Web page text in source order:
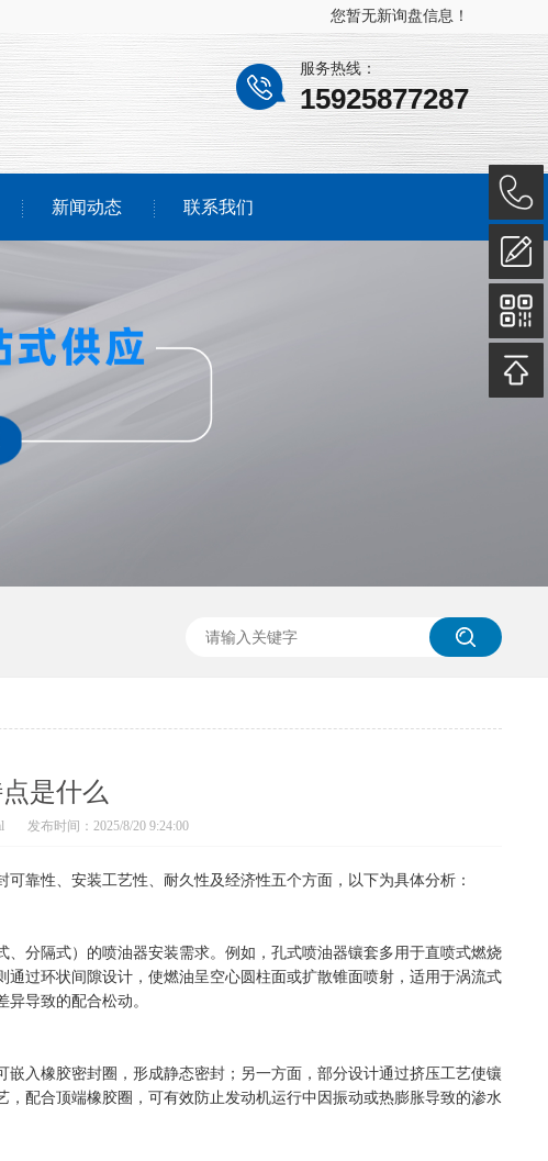
您暂无新询盘信息！
服务热线：
15925877287
新闻动态 联系我们
是什么
发布时间：2025/8/20 9:24:00
靠性、安装工艺性、耐久性及经济性五个方面，以下为具体分析：
分隔式）的喷油器安装需求。例如，孔式喷油器镶套多用于直喷式燃烧
过环状间隙设计，使燃油呈空心圆柱面或扩散锥面喷射，适用于涡流式
导致的配合松动。
入橡胶密封圈，形成静态密封；另一方面，部分设计通过挤压工艺使镶
配合顶端橡胶圈，可有效防止发动机运行中因振动或热膨胀导致的渗水